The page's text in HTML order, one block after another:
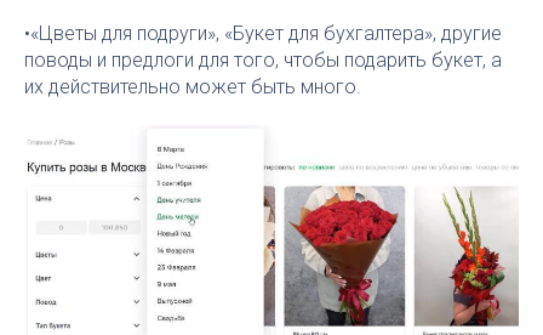
•«Цветы для подруги», «Букет для бухгалтера», другие
поводы и предлоги для того, чтобы подарить букет, а
их действительно может быть много.